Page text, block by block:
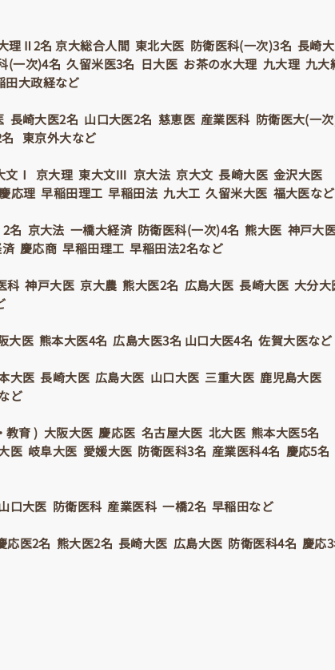
Ⅱ2名 京大総合人間 東北大医 防衛医科(一次)3名 長崎
(一次)4名 久留米医3名 日大医 お茶の水大理 九大理 九大
大政経など
崎大医2名 山口大医2名 慈恵医 産業医科 防衛医大(一
東京外大など
文Ⅰ 京大理 東大文Ⅲ 京大法 京大文 長崎大医 金沢大医
応理 早稲田理工 早稲田法 九大工 久留米大医 福大医など
京大法 一橋大経済 防衛医科(一次)4名 熊大医 神戸大
慶応商 早稲田理工 早稲田法2名など
神戸大医 京大農 熊大医2名 広島大医 長崎大医 大分大
医 熊本大医4名 広島大医3名 山口大医4名 佐賀大医など
医 長崎大医 広島大医 山口大医 三重大医 鹿児島大医
ど
育 ) 大阪大医 慶応医 名古屋大医 北大医 熊本大医5名
医 岐阜大医 愛媛大医 防衛医科3名 産業医科4名 慶応5名
口大医 防衛医科 産業医科 一橋2名 早稲田など
医2名 熊大医2名 長崎大医 広島大医 防衛医科4名 慶応3